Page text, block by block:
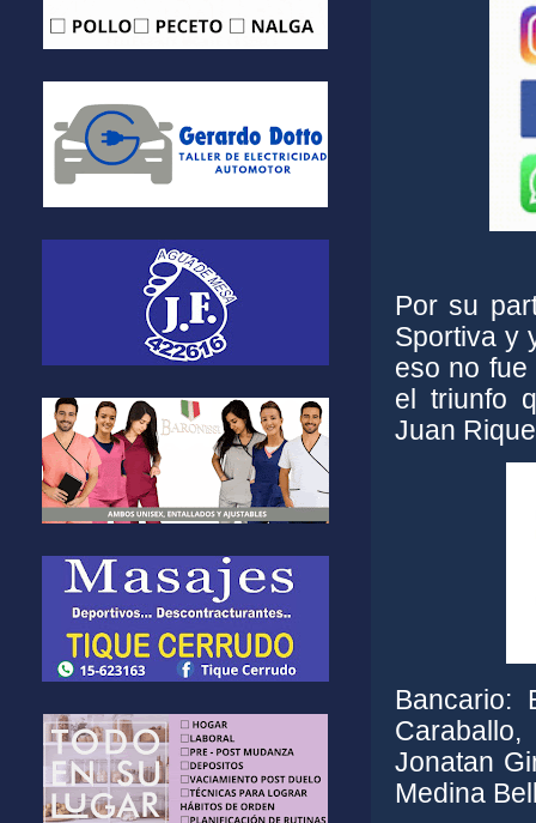
Por su
Sportiva y
eso no
el triunfo
Juan
Bancario:
Jonatan
Medina